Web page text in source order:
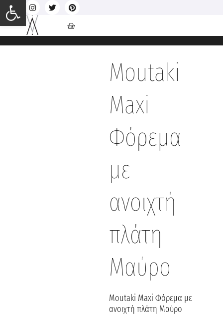
Moutaki
Maxi
Φόρεμα
με
ανοιχτή
πλάτη
Μαύρο
Moutaki Maxi Φόρεμα με
ανοιχτή πλάτη Μαύρο
Ανοίξτε τη γραμμή εργαλείων